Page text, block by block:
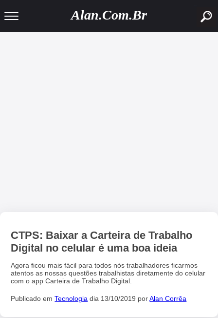
Alan.Com.Br
CTPS: Baixar a Carteira de Trabalho
Digital no celular é uma boa ideia
Agora ficou mais fácil para todos nós trabalhadores ficarmos
atentos as nossas questões trabalhistas diretamente do celular
com o app Carteira de Trabalho Digital.
Publicado emTecnologia dia 13/10/2019 porAlan Corrêa